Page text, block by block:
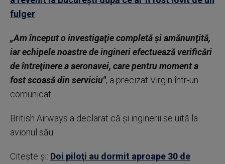
fulger
„Am început o investigaţie completă şi amănunţită,
iar echipele noastre de ingineri efectuează verificări
de întreţinere a aeronavei, care pentru moment a
fost scoasă din serviciu", a precizat Virgin într-un
comunicat.
British Airways a declarat că şi inginerii se uită la
avionul său.
Citește și: Doi piloţi au dormit aproape 30 de